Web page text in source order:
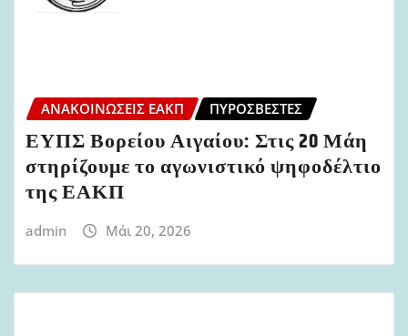
ΑΝΑΚΟΙΝΏΣΕΙΣ ΕΑΚΠ ΠΥΡΟΣΒΈΣΤΕΣ
ΕΥΠΣ Βορείου Αιγαίου: Στις 20 Μάη
στηρίζουμε το αγωνιστικό ψηφοδέλτιο
της ΕΑΚΠ
admin Μάι 20, 2026